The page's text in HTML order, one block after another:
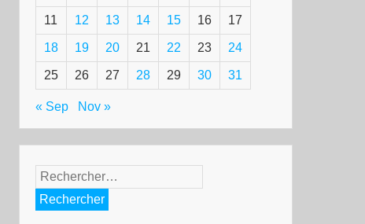
11 12 13 14 15 16 17
18 19 20 21 22 23 24
25 26 27 28 29 30 31
« Sep Nov »
Rechercher :